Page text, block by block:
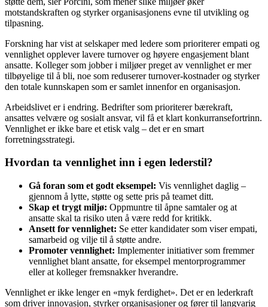
motstandskraften og styrker organisasjonens evne til utvikling og
tilpasning.
Forskning har vist at selskaper med ledere som prioriterer empati og
vennlighet opplever lavere turnover og høyere engasjement blant
ansatte. Kolleger som jobber i miljøer preget av vennlighet er mer
tilbøyelige til å bli, noe som reduserer turnover-kostnader og styrker
den totale kunnskapen som er samlet innenfor en organisasjon.
Arbeidslivet er i endring. Bedrifter som prioriterer bærekraft,
ansattes velvære og sosialt ansvar, vil få et klart konkurransefortrinn.
Vennlighet er ikke bare et etisk valg – det er en smart
forretningsstrategi.
Hvordan ta vennlighet inn i egen lederstil?
Gå foran som et godt eksempel: Vis vennlighet daglig –
gjennom å lytte, støtte og sette pris på teamet ditt.
Skap et trygt miljø: Oppmuntre til åpne samtaler og at
ansatte skal ta risiko uten å være redd for kritikk.
Ansett for vennlighet: Se etter kandidater som viser empati,
samarbeid og vilje til å støtte andre.
Promoter vennlighet: Implementer initiativer som fremmer
vennlighet blant ansatte, for eksempel mentorprogrammer
eller at kolleger fremsnakker hverandre.
Vennlighet er ikke lenger en «myk ferdighet». Det er en lederkraft
som driver innovasjon, styrker organisasjoner og fører til langvarig